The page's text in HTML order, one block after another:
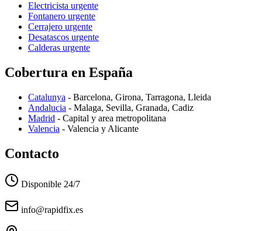
Electricista urgente
Fontanero urgente
Cerrajero urgente
Desatascos urgente
Calderas urgente
Cobertura en España
Catalunya - Barcelona, Girona, Tarragona, Lleida
Andalucia - Malaga, Sevilla, Granada, Cadiz
Madrid - Capital y area metropolitana
Valencia - Valencia y Alicante
Contacto
Disponible 24/7
info@rapidfix.es